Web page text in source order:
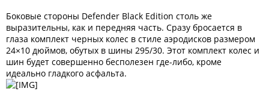
Боковые стороны Defender Black Edition столь же
выразительны, как и передняя часть. Сразу бросается в
глаза комплект черных колес в стиле аэродисков размером
24×10 дюймов, обутых в шины 295/30. Этот комплект колес и
шин будет совершенно бесполезен где-либо, кроме
идеально гладкого асфальта.